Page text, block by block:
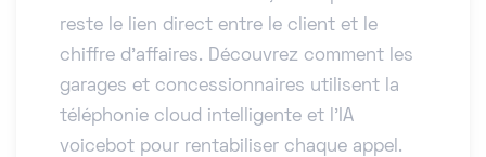
reste le lien direct entre le client et le
chiffre d'affaires. Découvrez comment les
garages et concessionnaires utilisent la
téléphonie cloud intelligente et l'IA
voicebot pour rentabiliser chaque appel.